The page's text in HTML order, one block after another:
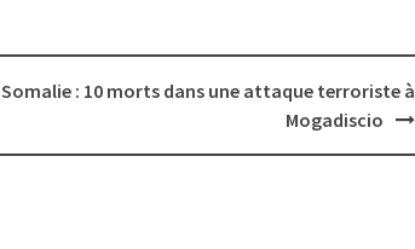
Somalie : 10 morts dans une attaque terroriste à
Mogadiscio